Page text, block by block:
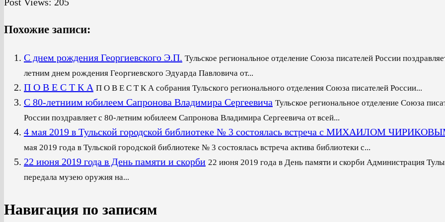
Похожие записи:
С днем рождения Георгиевского Э.П. Тульское региональное отделение Союза писателей России
летним днем рождения Георгиевского Эдуарда Павловича от...
П О В Е С Т К А П О В Е С Т К А собрания Тульского регионального отделения Союза писателей России...
С 80-летниим юбилеем Сапронова Владимира Сергеевича Тульское региональное отделение Союза
России поздравляет с 80-летним юбилеем Сапронова Владимира Сергеевича от всей...
4 мая 2019 в Тульской городской библиотеке № 3 состоялась встреча с МИХАИЛОМ
мая 2019 года в Тульской городской библиотеке № 3 состоялась встреча актива библиотеки с...
22 июня 2019 года в День памяти и скорби 22 июня 2019 года в День памяти и скорби Администрация Тулы
передала музею оружия на...
Навигация по записям